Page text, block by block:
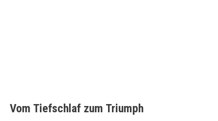
Vom Tiefschlaf zum Triumph